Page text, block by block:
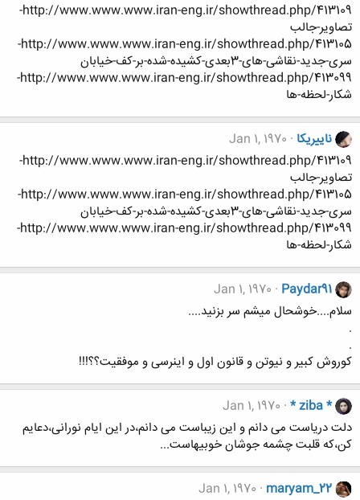
http://www.www.www.iran-eng.ir/showthread.php/413109-
تصاویر-جالب
http://www.www.www.iran-eng.ir/showthread.php/413105-
سری-جدید-نقاشی-های-3بعدی-کشیده-شده-بر-کف-خیابان
http://www.www.www.iran-eng.ir/showthread.php/413099-
شکار-لحظه-ها
ناییریکا Jan 1, 1970
http://www.www.www.iran-eng.ir/showthread.php/413109-
تصاویر-جالب
http://www.www.www.iran-eng.ir/showthread.php/413105-
سری-جدید-نقاشی-های-3بعدی-کشیده-شده-بر-کف-خیابان
http://www.www.www.iran-eng.ir/showthread.php/413099-
شکار-لحظه-ها
Paydar91
Jan 1, 1970
سلام....خوشحال میشم سر بزنید....
.
.
کوروش کبیر و نیوتن و قانون اول و اینرسی و موفقیت؟؟!!!
* ziba *
Jan 1, 1970
دلت دریاست می دانم و این زیباست می دانم،در این ایام نورانی،دعایم
کن،که قلبت چشمه جوشان خوبیهاست...
maryam_22
Jan 1, 1970